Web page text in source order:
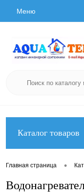
Меню
Каталог товаров
Главная страница •